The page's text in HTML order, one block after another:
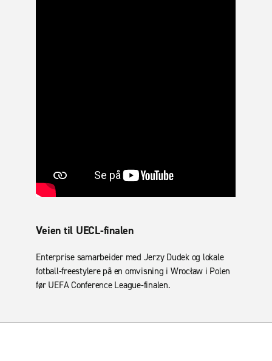
Veien til UECL-finalen
Enterprise samarbeider med Jerzy Dudek og lokale
fotball-freestylere på en omvisning i Wrocław i Polen
før UEFA Conference League-finalen.